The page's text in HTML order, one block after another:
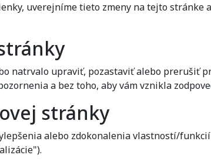
uverejníme tieto zmeny na tejto
natrvalo upraviť, pozastaviť alebo prerušiť
a bez toho, aby vám vznikla
stránky
alebo zdokonalenia vlastností/